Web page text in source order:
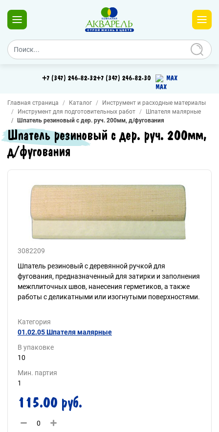
+7 (347) 246-82-32+7 (347) 246-82-30 MAX
Главная страница Каталог
Инструмент и расходные материалы
Инструмент для подготовительных работ
Шпателя малярные
Шпатель резиновый с дер. руч. 200мм, д/фугования
Шпатель резиновый с дер. руч. 200мм,
д/фугования
3082209
Шпатель резиновый с деревянной ручкой для
фугования, предназначенный для затирки и заполнения
межплиточных швов, нанесения герметиков, а также
работы с деликатными или изогнутыми поверхностями.
Категория
01.02.05 Шпателя малярные
В упаковке
10
Мин. партия
1
115.00 руб.